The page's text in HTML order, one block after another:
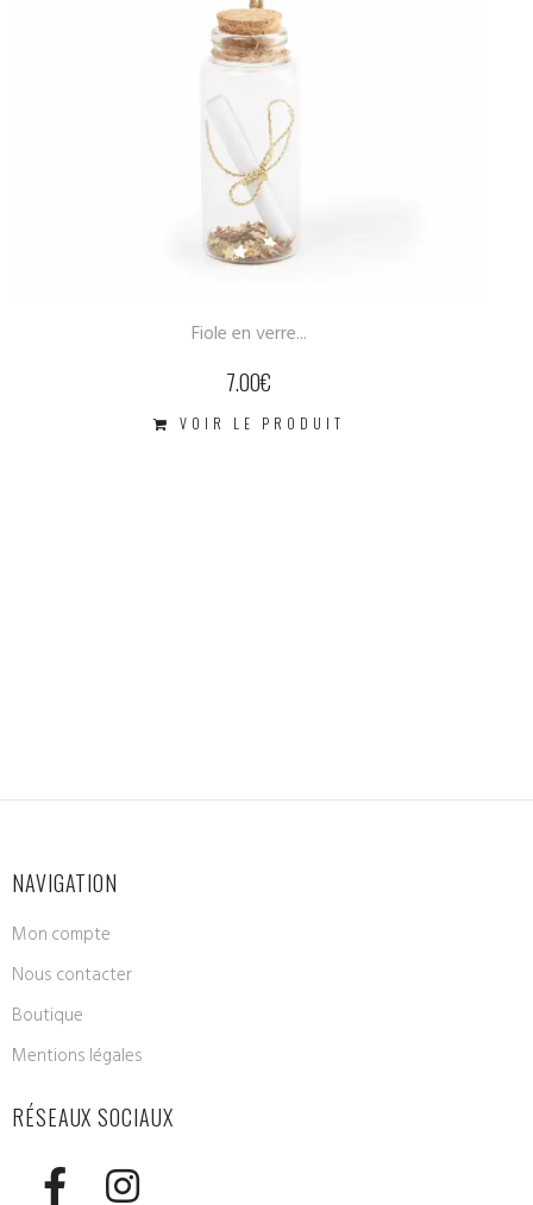
Fiole en verre...
7.00€
VOIR LE PRODUIT
NAVIGATION
Mon compte
Nous contacter
Boutique
Mentions légales
RÉSEAUX SOCIAUX